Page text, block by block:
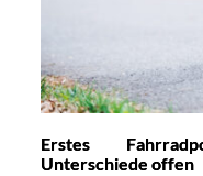
Erstes
Unterschiede offen